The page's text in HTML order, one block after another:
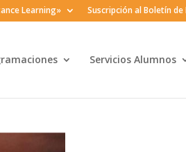
Learning» Suscripción al Boletín
Servicios Alumnos